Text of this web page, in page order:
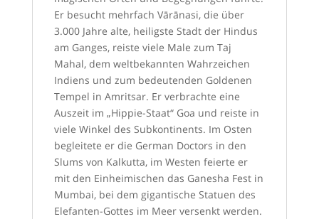
Er besucht mehrfach Vārānasi, die über
3.000 Jahre alte, heiligste Stadt der Hindus
am Ganges, reiste viele Male zum Taj
Mahal, dem weltbekannten Wahrzeichen
Indiens und zum bedeutenden Goldenen
Tempel in Amritsar. Er verbrachte eine
Auszeit im „Hippie-Staat“ Goa und reiste in
viele Winkel des Subkontinents. Im Osten
begleitete er die German Doctors in den
Slums von Kalkutta, im Westen feierte er
mit den Einheimischen das Ganesha Fest in
Mumbai, bei dem gigantische Statuen des
Elefanten-Gottes im Meer versenkt werden.